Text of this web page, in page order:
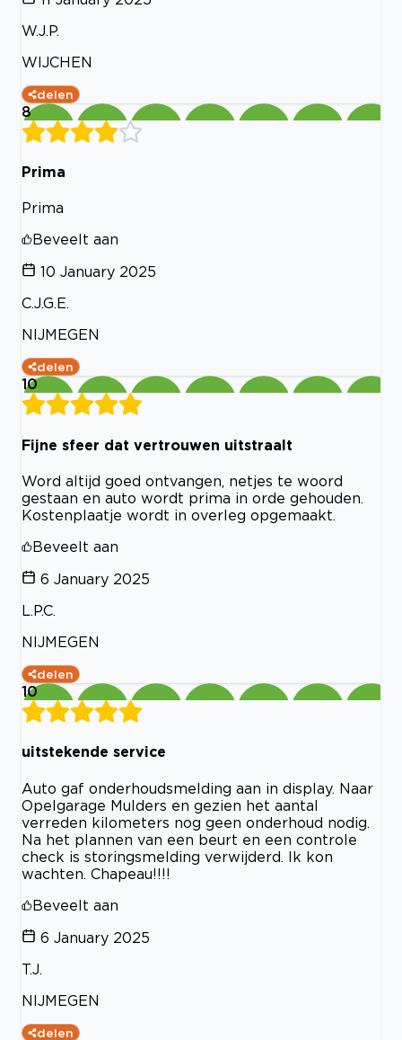
W.J.P.
WIJCHEN
delen
8
Prima
Prima
Beveelt aan
10 January 2025
C.J.G.E.
NIJMEGEN
delen
10
Fijne sfeer dat vertrouwen uitstraalt
Word altijd goed ontvangen, netjes te woord
gestaan en auto wordt prima in orde gehouden.
Kostenplaatje wordt in overleg opgemaakt.
Beveelt aan
6 January 2025
L.P.C.
NIJMEGEN
delen
10
uitstekende service
Auto gaf onderhoudsmelding aan in display. Naar
Opelgarage Mulders en gezien het aantal
verreden kilometers nog geen onderhoud nodig.
Na het plannen van een beurt en een controle
check is storingsmelding verwijderd. Ik kon
wachten. Chapeau!!!!
Beveelt aan
6 January 2025
T.J.
NIJMEGEN
delen